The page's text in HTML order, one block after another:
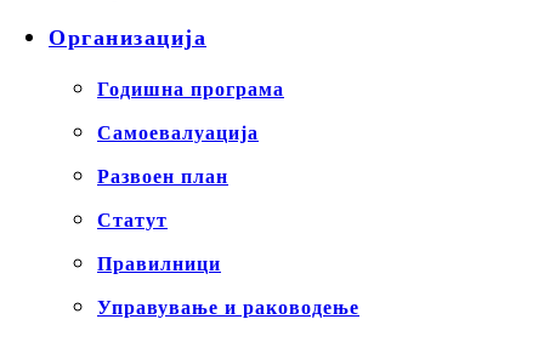
Организација
Годишна програма
Самоевалуација
Развоен план
Статут
Правилници
Управување и раководење